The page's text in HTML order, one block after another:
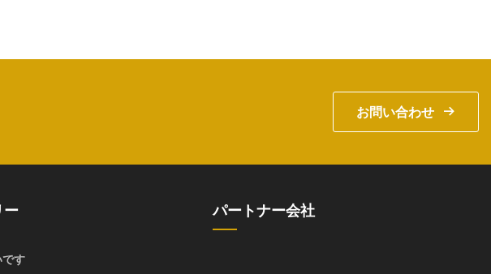
お問い合わせ
ー
す
パートナー会社